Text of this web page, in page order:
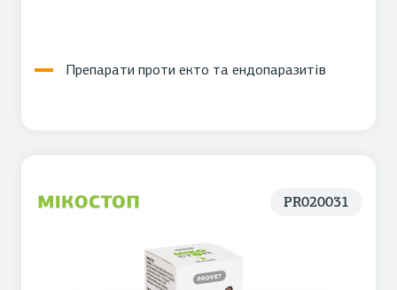
Препарати проти екто та ендопаразитів
PR020031